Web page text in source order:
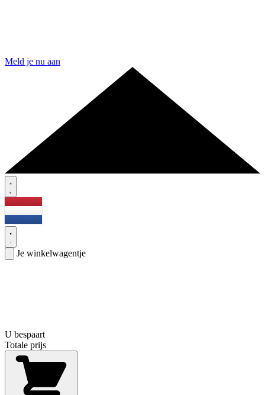
Meld je nu aan
Je winkelwagentje
U bespaart
Totale prijs